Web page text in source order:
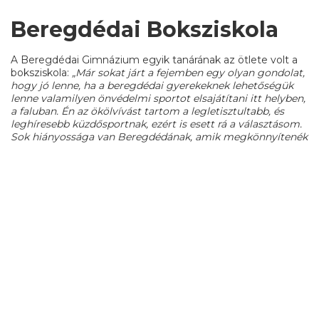
Beregdédai Boksziskola
A Beregdédai Gimnázium egyik tanárának az ötlete volt a
boksziskola: „Már sokat járt a fejemben egy olyan gondolat,
hogy jó lenne, ha a beregdédai gyerekeknek lehetőségük
lenne valamilyen önvédelmi sportot elsajátítani itt helyben,
a faluban. Én az ökölvívást tartom a legletisztultabb, és
leghíresebb küzdősportnak, ezért is esett rá a választásom.
Sok hiányossága van Beregdédának, amik megkönnyítenék